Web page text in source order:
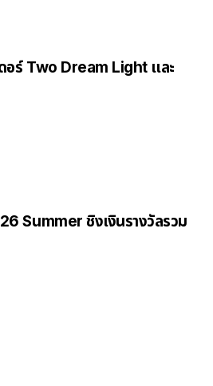
อร์ Two Dream Light และ
Summer ชิงเงินรางวัลรวม